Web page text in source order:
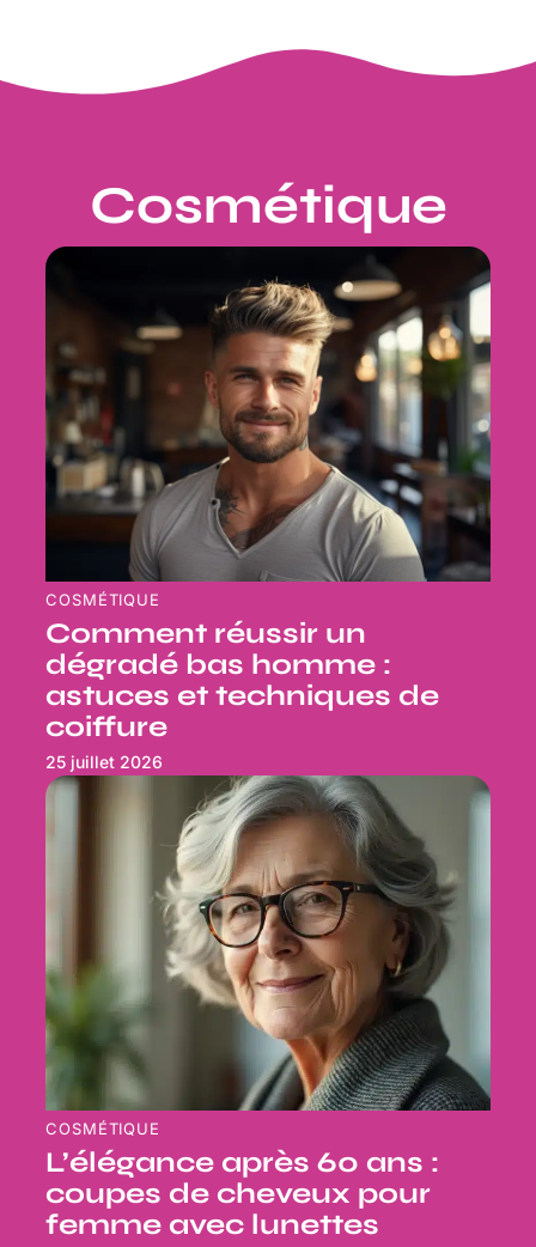
Cosmétique
COSMÉTIQUE
Comment réussir un
dégradé bas homme :
astuces et techniques de
coiffure
25 juillet 2026
COSMÉTIQUE
L’élégance après 60 ans :
coupes de cheveux pour
femme avec lunettes